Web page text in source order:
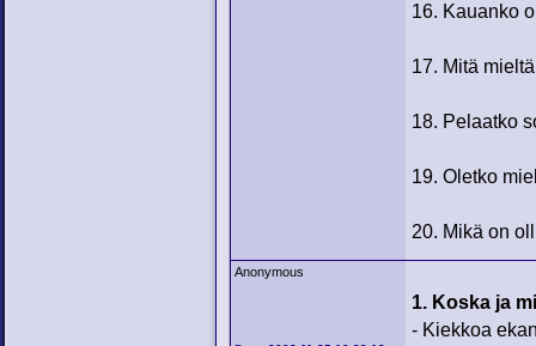
16. Kauanko
17. Mitä
18. Pelaatko
19. Oletko
20. Mikä on
Anonymous
1. Koska ja
- Kiekkoa